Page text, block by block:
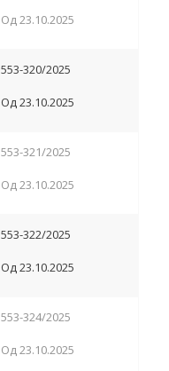
Од 23.10.2025
553-320/2025
Од 23.10.2025
553-321/2025
Од 23.10.2025
553-322/2025
Од 23.10.2025
553-324/2025
Од 23.10.2025